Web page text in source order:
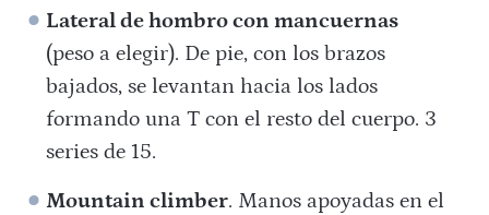
Lateral de hombro con mancuernas
(peso a elegir). De pie, con los brazos
bajados, se levantan hacia los lados
formando una T con el resto del cuerpo. 3
series de 15.
Mountain climber. Manos apoyadas en el